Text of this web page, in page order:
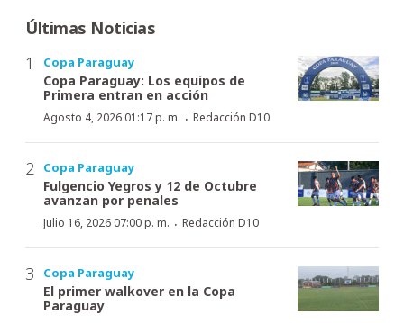
Últimas Noticias
Copa Paraguay
Copa Paraguay: Los equipos de
Primera entran en acción
Agosto 4, 2026 01:17 p. m. · Redacción D10
Copa Paraguay
Fulgencio Yegros y 12 de Octubre
avanzan por penales
Julio 16, 2026 07:00 p. m. · Redacción D10
Copa Paraguay
El primer walkover en la Copa
Paraguay